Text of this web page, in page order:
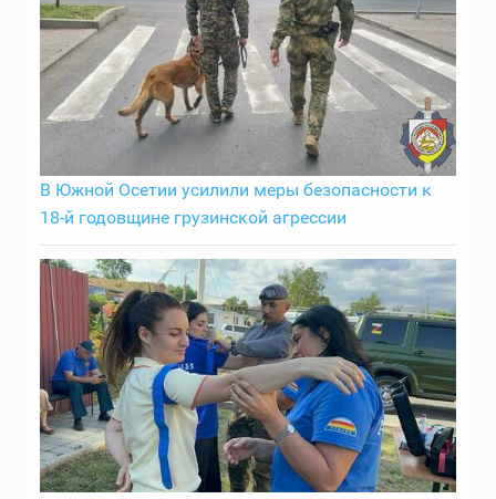
В Южной Осетии усилили меры безопасности к
18-й годовщине грузинской агрессии